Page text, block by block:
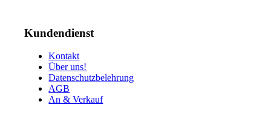
Kundendienst
Kontakt
Über uns!
Datenschutzbelehrung
AGB
An & Verkauf